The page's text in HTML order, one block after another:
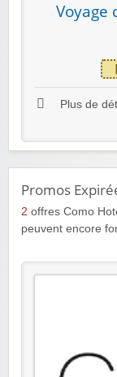
Voyage
Plus de
Promos
2 offres Como
peuvent encore